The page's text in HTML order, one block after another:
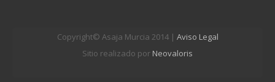
Copyright© Asaja Murcia 2014 | Aviso Legal
Sitio realizado por Neovaloris